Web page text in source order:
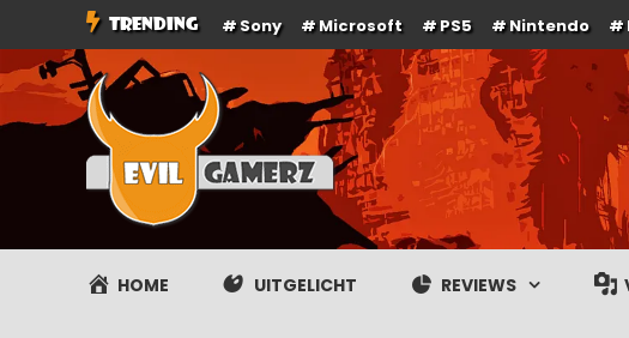
naar
de
TRENDING Sony Microsoft PS5 Nintendo
Evilgamerz
Het meest interessante game nieuws, reviews, coverage en
HOME UITGELICHT REVIEWS